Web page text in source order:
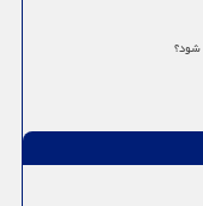
شود؟